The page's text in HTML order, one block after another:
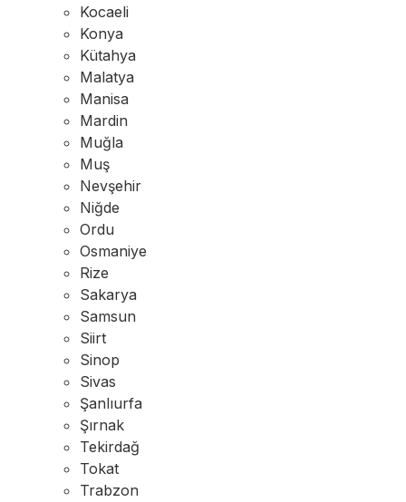
Kocaeli
Konya
Kütahya
Malatya
Manisa
Mardin
Muğla
Muş
Nevşehir
Niğde
Ordu
Osmaniye
Rize
Sakarya
Samsun
Siirt
Sinop
Sivas
Şanlıurfa
Şırnak
Tekirdağ
Tokat
Trabzon